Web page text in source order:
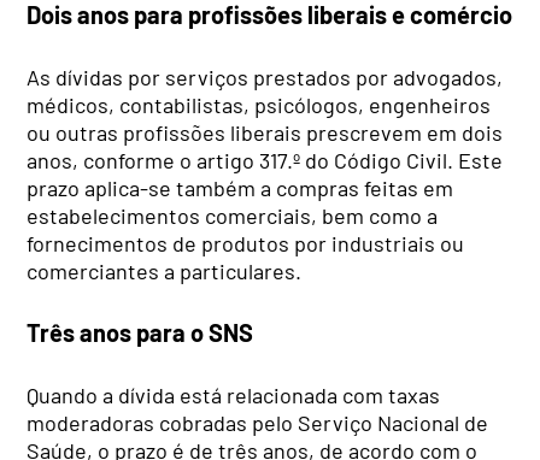
Dois anos para profissões liberais e comércio
As dívidas por serviços prestados por advogados,
médicos, contabilistas, psicólogos, engenheiros
ou outras profissões liberais prescrevem em dois
anos, conforme o artigo 317.º do Código Civil. Este
prazo aplica-se também a compras feitas em
estabelecimentos comerciais, bem como a
fornecimentos de produtos por industriais ou
comerciantes a particulares.
Três anos para o SNS
Quando a dívida está relacionada com taxas
moderadoras cobradas pelo Serviço Nacional de
Saúde, o prazo é de três anos, de acordo com o